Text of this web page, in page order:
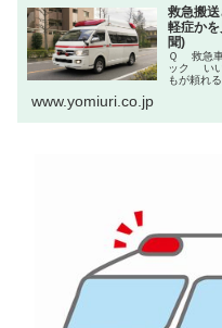
救急搬
軽症か
聞)
Ｑ 救急
ック いい
もが頼れ
www.yomiuri.co.jp